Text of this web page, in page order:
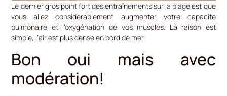
Le dernier gros point fort des entraînements sur la plage est que
vous allez considérablement augmenter votre capacité
pulmonaire et l’oxygénation de vos muscles. La raison est
simple, l’air est plus dense en bord de mer.
Bon oui mais avec
modération!